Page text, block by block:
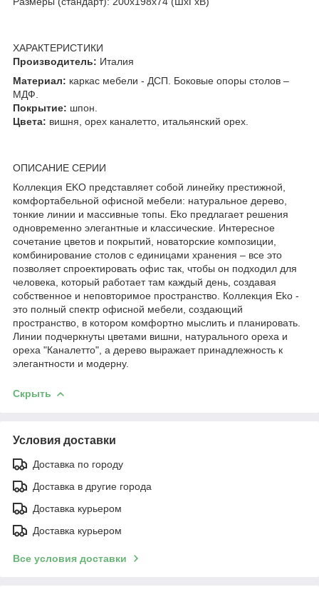
ХАРАКТЕРИСТИКИ
Производитель: Италия
Материал: каркас мебели - ДСП. Боковые опоры столов –
МДФ.
Покрытие: шпон.
Цвета: вишня, орех каналетто, итальянский орех.
ОПИСАНИЕ СЕРИИ
Коллекция EKO представляет собой линейку престижной,
комфортабельной офисной мебели: натуральное дерево,
тонкие линии и массивные топы. Eko предлагает решения
одновременно элегантные и классические. Интересное
сочетание цветов и покрытий, новаторские композиции,
комбинирование столов с единицами хранения – все это
позволяет спроектировать офис так, чтобы он подходил для
человека, который работает там каждый день, создавая
собственное и неповторимое пространство. Коллекция Eko -
это полный спектр офисной мебели, создающий
пространство, в котором комфортно мыслить и планировать.
Линии подчеркнуты цветами вишни, натурального ореха и
ореха "Каналетто", а дерево выражает принадлежность к
элегантности и модерну.
Скрыть
Условия доставки
Доставка по городу
Доставка в другие города
Доставка курьером
Доставка курьером
Все условия доставки